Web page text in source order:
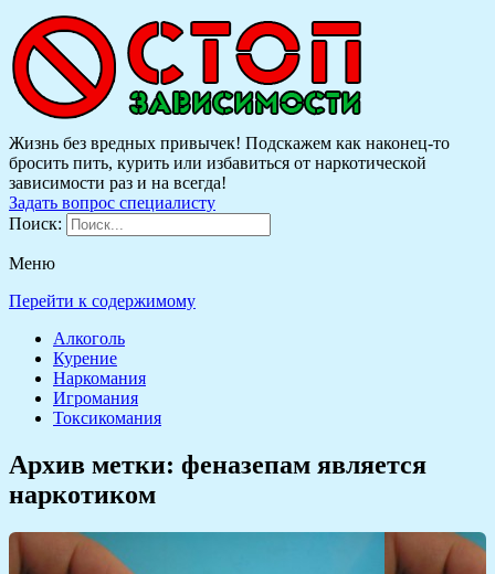
Жизнь без вредных привычек! Подскажем как наконец-то
бросить пить, курить или избавиться от наркотической
зависимости раз и на всегда!
Задать вопрос специалисту
Поиск:
Меню
Перейти к содержимому
Алкоголь
Курение
Наркомания
Игромания
Токсикомания
Архив метки: феназепам является
наркотиком